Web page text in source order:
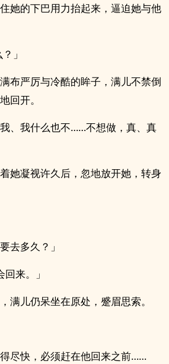
她的下巴用力抬起来，逼迫她与他
」
布严厉与冷酷的眸子，满儿不禁倒
回开。
我、我什么也不……不想做，真、真
她凝视许久后，忽地放开她，转身
去多久？」
来。」
满儿仍呆坐在原处，蹙眉思索。
尽快，必须赶在他回来之前……